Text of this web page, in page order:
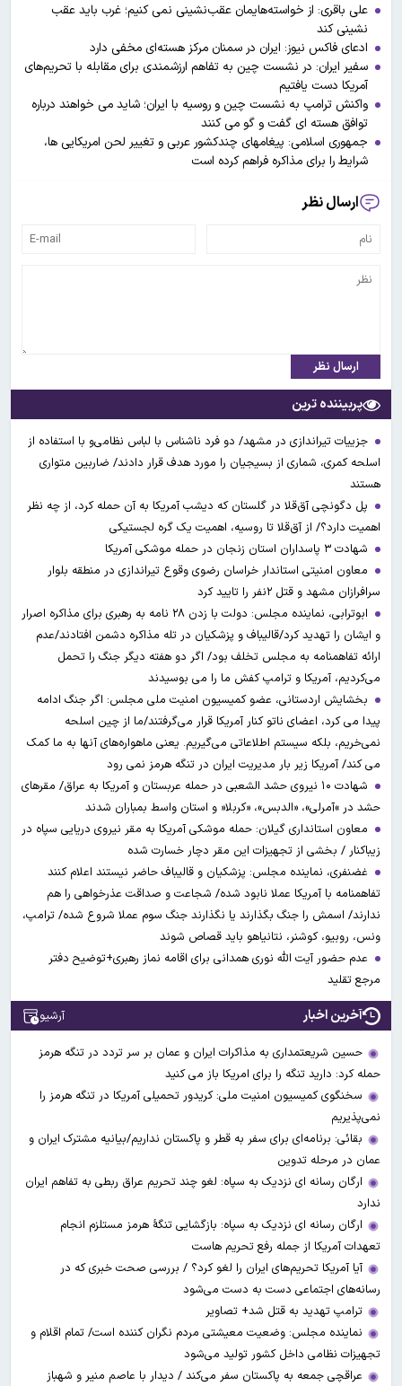
علی باقری: از خواسته‌هایمان عقب‌نشینی نمی کنیم؛ غرب باید عقب
نشینی کند
ادعای فاکس نیوز: ایران در سمنان مرکز هسته‌ای مخفی دارد
سفیر ایران: در نشست چین به تفاهم ارزشمندی برای مقابله با تحریم‌های
آمریکا دست یافتیم
واکنش ترامپ به نشست چین و روسیه با ایران؛ شاید می خواهند درباره
توافق هسته ای گفت و گو می کنند
جمهوری اسلامی: پیغامهای چندکشور عربی و تغییر لحن امریکایی ها،
شرایط را برای مذاکره فراهم کرده است
ارسال نظر
ارسال نظر
پربیننده ترین
جزییات تیراندازی در مشهد/ دو فرد ناشناس با لباس نظامی‌و با استفاده از
اسلحه کمری، شماری از بسیجیان را مورد هدف قرار دادند/ ضاربین متواری
هستند
پل دگونچی آق‌قلا در گلستان که دیشب آمریکا به آن حمله کرد، از چه نظر
اهمیت دارد؟/ از آق‌قلا تا روسیه، اهمیت یک گره لجستیکی
شهادت ۳ ‌پاسداران استان زنجان در حمله موشکی آمریکا
معاون امنیتی استاندار خراسان رضوی وقوع تیراندازی در منطقه بلوار
سرافرازان مشهد و قتل ۲نفر را تایید کرد
ابوترابی، نماینده مجلس: دولت با زدن ۲۸ نامه به رهبری برای مذاکره اصرار
و ایشان را تهدید کرد/قالیباف و پزشکیان در تله مذاکره دشمن افتادند/عدم
ارائه تفاهمنامه به مجلس تخلف بود/ اگر دو هفته دیگر جنگ را تحمل
می‌کردیم، آمریکا و ترامپ کفش ما را می بوسیدند
بخشایش اردستانی، عضو کمیسیون امنیت ملی مجلس: اگر جنگ ادامه
پیدا می کرد، اعضای ناتو کنار آمریکا قرار می‌گرفتند/ما از چین اسلحه
نمی‌خریم، بلکه سیستم اطلاعاتی می‌گیریم. یعنی ماهواره‌های آنها به ما کمک
می کند/ آمریکا زیر بار مدیریت ایران در تنگه هرمز نمی رود
شهادت ۱۰ نیروی حشد الشعبی در حمله عربستان و آمریکا به عراق/ مقرهای
حشد در »آمرلی»، «الدبس»، «کربلا« و استان واسط بمباران شدند
معاون استانداری گیلان: حمله موشکی آمریکا به مقر نیروی دریایی سپاه در
زیباکنار / بخشی از تجهیزات این مقر دچار خسارت شده
غضنفری، نماینده مجلس: پزشکیان و قالیباف حاضر نیستند اعلام کنند
تفاهمنامه با آمریکا عملا نابود شده/ شجاعت و صداقت عذرخواهی را هم
ندارند/ اسمش را جنگ بگذارند یا نگذارند جنگ سوم عملا شروع شده/ ترامپ،
ونس، روبیو، کوشنر، نتانیاهو باید قصاص شوند
عدم حضور آیت الله نوری همدانی برای اقامه نماز رهبری+توضیح دفتر
مرجع تقلید
آخرین اخبار آرشیو
حسین شریعتمداری به مذاکرات ایران و عمان بر سر تردد در تنگه هرمز
حمله کرد: دارید تنگه را برای امریکا باز می کنید
سخنگوی کمیسیون امنیت ملی: کریدور تحمیلی آمریکا در تنگه هرمز را
نمی‌پذیریم
بقائی: برنامه‌ای برای سفر به قطر و پاکستان نداریم/بیانیه مشترک ایران و
عمان در مرحله تدوین
ارگان رسانه ای نزدیک به سپاه: لغو چند تحریم عراق ربطی به تفاهم ایران
ندارد
ارگان رسانه ای نزدیک به سپاه: بازگشایی تنگۀ هرمز مستلزم انجام
تعهدات آمریکا از جمله رفع تحریم هاست
آیا آمریکا تحریم‌های ایران را لغو کرد؟ / بررسی صحت خبری که در
رسانه‌های اجتماعی دست به دست می‌شود
ترامپ تهدید به قتل شد+ تصاویر
نماینده مجلس: وضعیت معیشتی مردم نگران کننده است/ تمام اقلام و
تجهیزات نظامی داخل کشور تولید می‌شود
عراقچی جمعه به پاکستان سفر می‌کند / دیدار با عاصم منیر و شهباز